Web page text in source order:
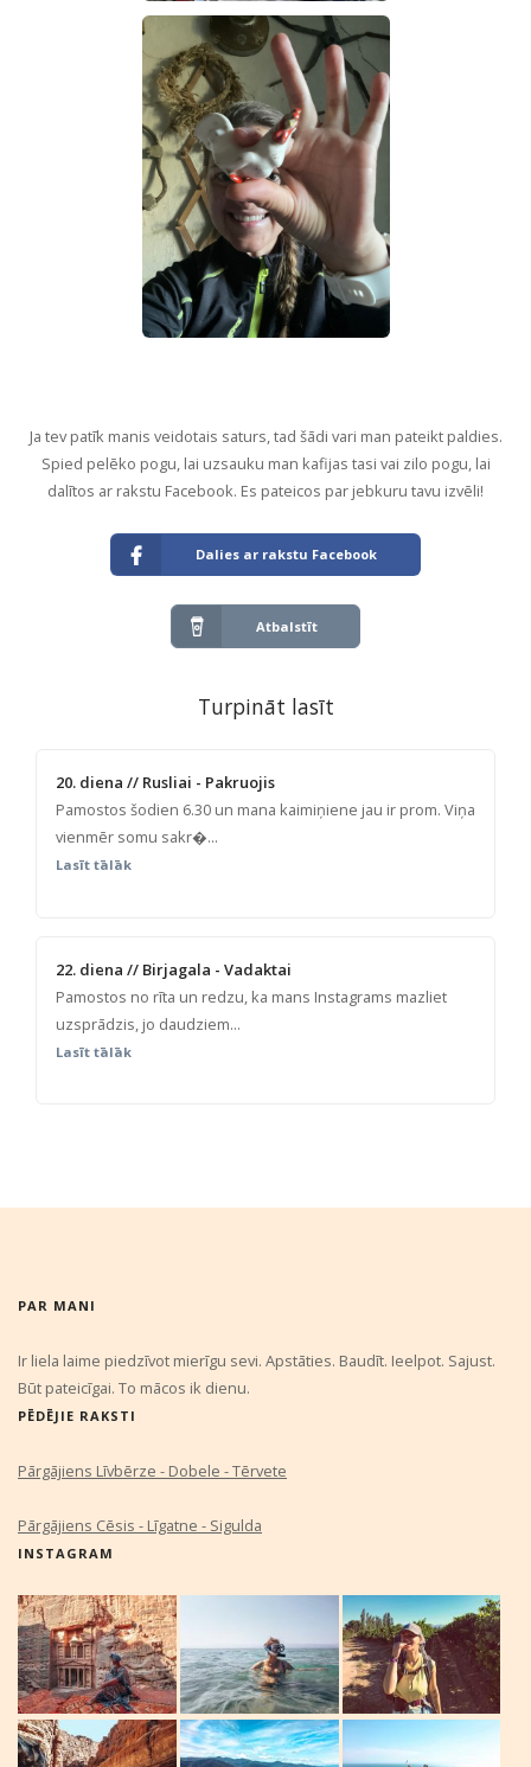
Ja tev patīk manis veidotais saturs, tad šādi vari man pateikt paldies.
Spied pelēko pogu, lai uzsauku man kafijas tasi vai zilo pogu, lai
dalītos ar rakstu Facebook. Es pateicos par jebkuru tavu izvēli!
Dalies ar rakstu Facebook
Atbalstīt
Turpināt lasīt
20. diena // Rusliai - Pakruojis
Pamostos šodien 6.30 un mana kaimiņiene jau ir prom. Viņa
vienmēr somu sakr�...
Lasīt tālāk
22. diena // Birjagala - Vadaktai
Pamostos no rīta un redzu, ka mans Instagrams mazliet
uzsprādzis, jo daudziem...
Lasīt tālāk
PAR MANI
Ir liela laime piedzīvot mierīgu sevi. Apstāties. Baudīt. Ieelpot. Sajust.
Būt pateicīgai. To mācos ik dienu.
PĒDĒJIE RAKSTI
Pārgājiens Līvbērze - Dobele - Tērvete
Pārgājiens Cēsis - Līgatne - Sigulda
INSTAGRAM